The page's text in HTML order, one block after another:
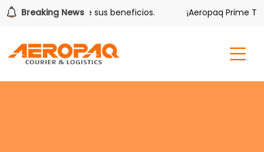
Breaking News
también tiene sus beneficios. ¡Aeropaq Prime TE